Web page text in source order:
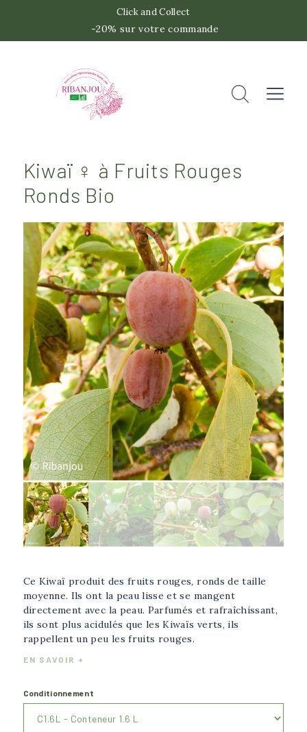
Click and Collect
-20% sur votre commande
Afficher l'image plus grande
Kiwaï ♀ à Fruits Rouges
Ronds Bio
Ce Kiwaï produit des fruits rouges, ronds de taille
moyenne. Ils ont la peau lisse et se mangent
directement avec la peau. Parfumés et rafraîchissant,
ils sont plus acidulés que les Kiwaïs verts, ils
rappellent un peu les fruits rouges.
EN SAVOIR +
Conditionnement